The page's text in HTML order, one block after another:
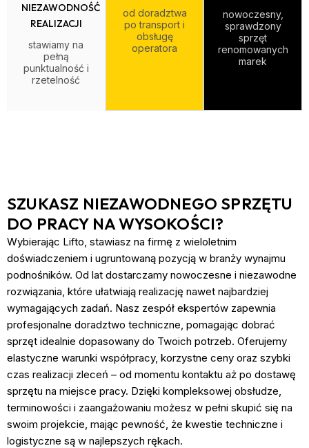
NIEZAWODNOŚĆ
REALIZACJI
stawiamy na
pełną
punktualność i
rzetelność
od doradztwa
po transport i
obsługę
operatora
nowoczesny,
sprawdzony
sprzęt
renomowanych
marek
SZUKASZ NIEZAWODNEGO SPRZĘTU
DO PRACY NA WYSOKOŚCI?
Wybierając Lifto, stawiasz na firmę z wieloletnim
doświadczeniem i ugruntowaną pozycją w branży wynajmu
podnośników. Od lat dostarczamy nowoczesne i niezawodne
rozwiązania, które ułatwiają realizację nawet najbardziej
wymagających zadań. Nasz zespół ekspertów zapewnia
profesjonalne doradztwo techniczne, pomagając dobrać
sprzęt idealnie dopasowany do Twoich potrzeb. Oferujemy
elastyczne warunki współpracy, korzystne ceny oraz szybki
czas realizacji zleceń – od momentu kontaktu aż po dostawę
sprzętu na miejsce pracy. Dzięki kompleksowej obsłudze,
terminowości i zaangażowaniu możesz w pełni skupić się na
swoim projekcie, mając pewność, że kwestie techniczne i
logistyczne są w najlepszych rękach.